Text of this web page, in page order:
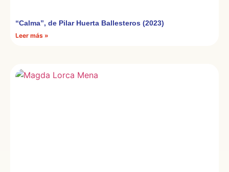
“Calma”, de Pilar Huerta Ballesteros (2023)
Leer más »